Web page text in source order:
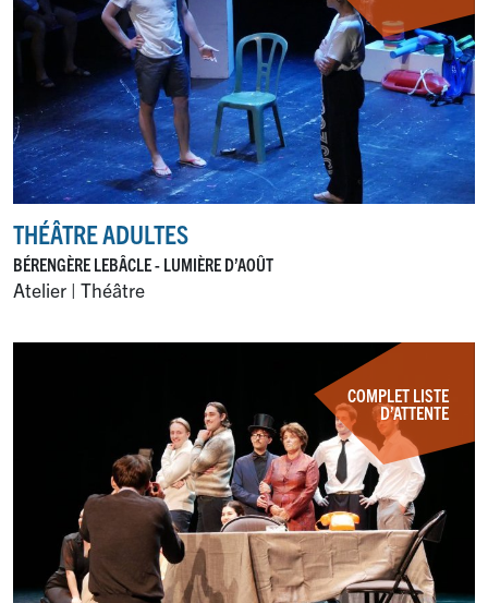
THÉÂTRE ADULTES
BÉRENGÈRE LEBÂCLE - LUMIÈRE D’AOÛT
Atelier | Théâtre
COMPLET LISTE
D’ATTENTE